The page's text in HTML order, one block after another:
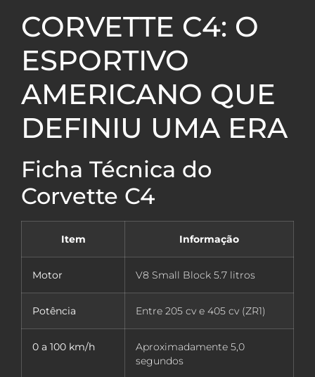
CORVETTE C4: O
ESPORTIVO
AMERICANO QUE
DEFINIU UMA ERA
Ficha Técnica do
Corvette C4
Item Informação
Motor V8 Small Block 5.7 litros
Potência Entre 205 cv e 405 cv (ZR1)
0 a 100 km/h
Aproximadamente 5,0
segundos